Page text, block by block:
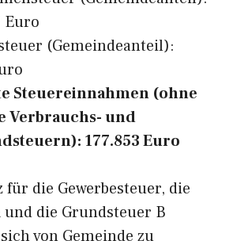
Euro
(Gemeindeanteil):
Steuereinnahmen (ohne
Verbrauchs- und
177.853 Euro
für die Gewerbesteuer, die
und die Grundsteuer B
von Gemeinde zu